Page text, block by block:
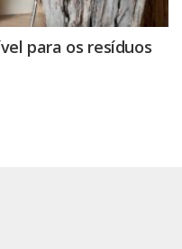
para os resíduos